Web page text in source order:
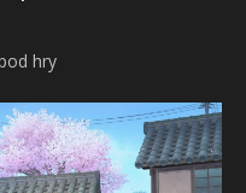
hry